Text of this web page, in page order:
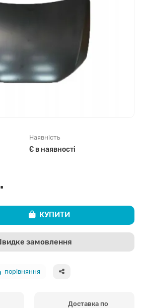
Наявність
Є в наявності
КУПИТИ
замовлення
порівняння
Доставка по